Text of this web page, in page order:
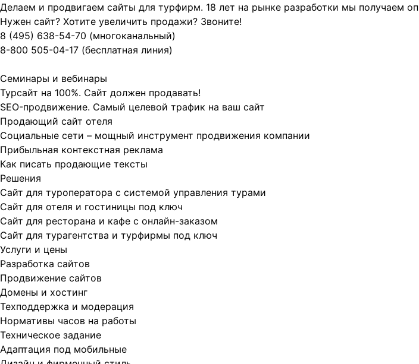
Делаем и продвигаем сайты для турфирм. 18 лет на рынке разработки мы получаем
Нужен сайт? Хотите увеличить продажи? Звоните!
8 (495) 638-54-70 (многоканальный)
8-800 505-04-17 (бесплатная линия)
Семинары и вебинары
Турсайт на 100%. Сайт должен продавать!
SEO-продвижение. Самый целевой трафик на ваш сайт
Продающий сайт отеля
Социальные сети – мощный инструмент продвижения компании
Прибыльная контекстная реклама
Как писать продающие тексты
Решения
Сайт для туроператора с системой управления турами
Сайт для отеля и гостиницы под ключ
Сайт для ресторана и кафе с онлайн-заказом
Сайт для турагентства и турфирмы под ключ
Услуги и цены
Разработка сайтов
Продвижение сайтов
Домены и хостинг
Техподдержка и модерация
Нормативы часов на работы
Техническое задание
Адаптация под мобильные